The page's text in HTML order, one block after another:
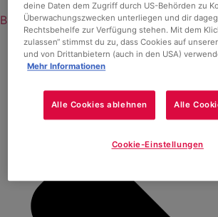
Blog
deine Daten dem Zugriff durch US-Behörden zu
Überwachungszwecken unterliegen und dir
Rechtsbehelfe zur Verfügung stehen. Mit dem
zulassen“ stimmst du zu, dass Cookies auf
und von Drittanbietern (auch in den USA)
Mehr Informationen
Alle Cookies ablehnen Alle
Cookie-Einstellungen